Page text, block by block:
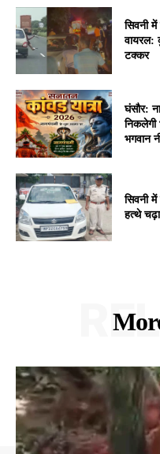
सिवनी
वायरल:
टक्कर
घंसौर:
निकलेगी
भगवान
सिवनी
हत्थे